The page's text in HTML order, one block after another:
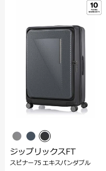
ジップリックスFT
スピナー75 エキスパンダブル